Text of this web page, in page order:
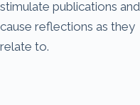
stimulate publications and
cause reflections as they
relate to.